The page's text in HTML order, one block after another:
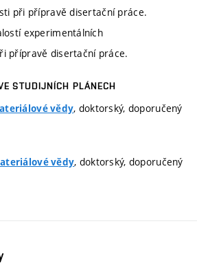
při přípravě disertační práce.
experimentálních
přípravě disertační práce.
STUDIJNÍCH PLÁNECH
vědy, doktorský, doporučený
vědy, doktorský, doporučený